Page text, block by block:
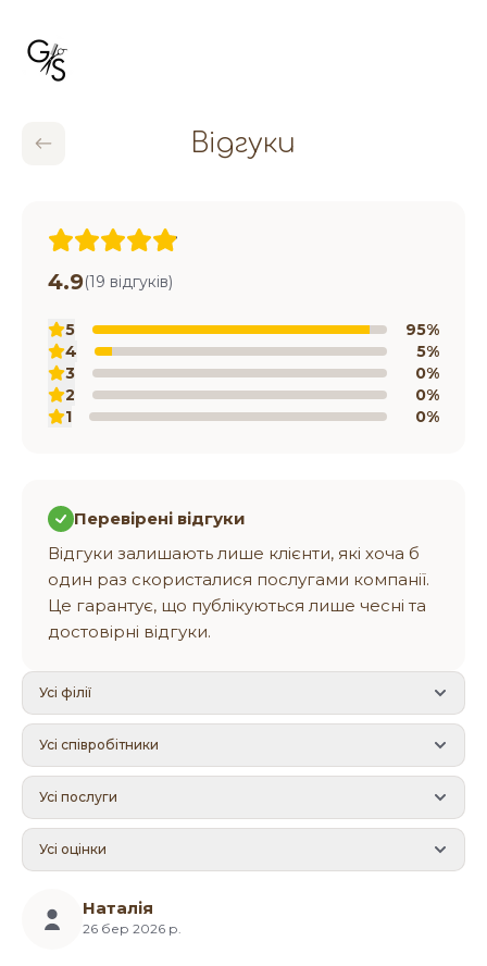
Відгуки
Усі філії
Усі співробітники
Усі послуги
Усі оцінки
Наталія
26 бер 2026 р.
4.9(19 відгуків)
1 0%
2 0%
3 0%
4 5%
5 95%
Перевірені відгуки
Відгуки залишають лише клієнти, які хоча б
один раз скористалися послугами компанії.
Це гарантує, що публікуються лише чесні та
достовірні відгуки.